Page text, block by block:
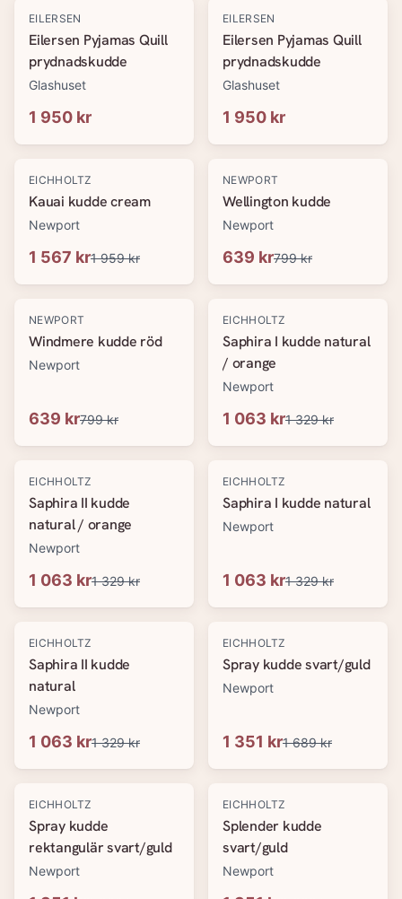
EILERSEN
Eilersen Pyjamas Quill
prydnadskudde
Glashuset
1 950 kr
EILERSEN
Eilersen Pyjamas Quill
prydnadskudde
Glashuset
1 950 kr
-20%
EICHHOLTZ
Kauai kudde cream
Newport
1 567 kr1 959 kr
-20%
NEWPORT
Wellington kudde
Newport
639 kr799 kr
-20%
NEWPORT
Windmere kudde röd
Newport
639 kr799 kr
-20%
EICHHOLTZ
Saphira I kudde natural
/ orange
Newport
1 063 kr1 329 kr
-20%
EICHHOLTZ
Saphira II kudde
natural / orange
Newport
1 063 kr1 329 kr
-20%
EICHHOLTZ
Saphira I kudde natural
Newport
1 063 kr1 329 kr
-20%
EICHHOLTZ
Saphira II kudde
natural
Newport
1 063 kr1 329 kr
-20%
EICHHOLTZ
Spray kudde svart/guld
Newport
1 351 kr1 689 kr
-20%
EICHHOLTZ
Spray kudde
rektangulär svart/guld
Newport
-20%
EICHHOLTZ
Splender kudde
svart/guld
Newport